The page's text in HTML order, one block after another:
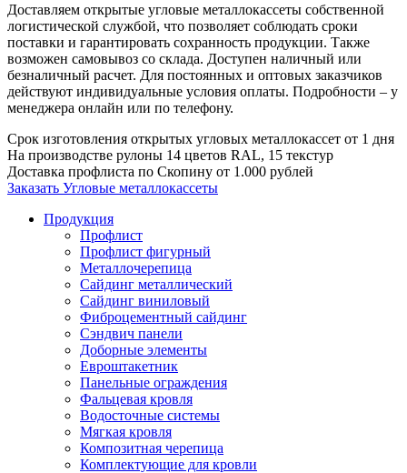
Доставляем открытые угловые металлокассеты собственной
логистической службой, что позволяет соблюдать сроки
поставки и гарантировать сохранность продукции. Также
возможен самовывоз со склада. Доступен наличный или
безналичный расчет. Для постоянных и оптовых заказчиков
действуют индивидуальные условия оплаты. Подробности – у
менеджера онлайн или по телефону.
Срок изготовления открытых угловых металлокассет от 1 дня
На производстве рулоны 14 цветов RAL, 15 текстур
Доставка профлиста по Скопину от 1.000 рублей
Заказать Угловые металлокассеты
Продукция
Профлист
Профлист фигурный
Металлочерепица
Сайдинг металлический
Сайдинг виниловый
Фиброцементный сайдинг
Сэндвич панели
Доборные элементы
Евроштакетник
Панельные ограждения
Фальцевая кровля
Водосточные системы
Мягкая кровля
Композитная черепица
Комплектующие для кровли